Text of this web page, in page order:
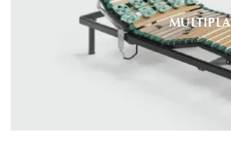
MULTIPLA